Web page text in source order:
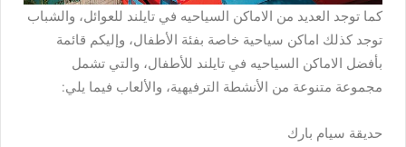
كما توجد العديد من الاماكن السياحيه في تايلند للعوائل، والشباب
توجد كذلك اماكن سياحية خاصة بفئة الأطفال، وإليكم قائمة
بأفضل الاماكن السياحيه في تايلند للأطفال، والتي تشمل
مجموعة متنوعة من الأنشطة الترفيهية، والألعاب فيما يلي:
حديقة سيام بارك